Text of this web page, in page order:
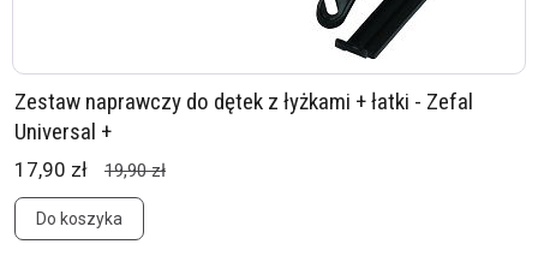
Zestaw naprawczy do dętek z łyżkami + łatki - Zefal
Universal +
17,90 zł 19,90 zł
Do koszyka